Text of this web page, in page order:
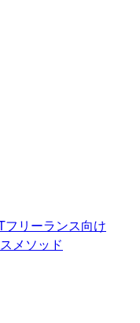
フリーランス向け
メソッド